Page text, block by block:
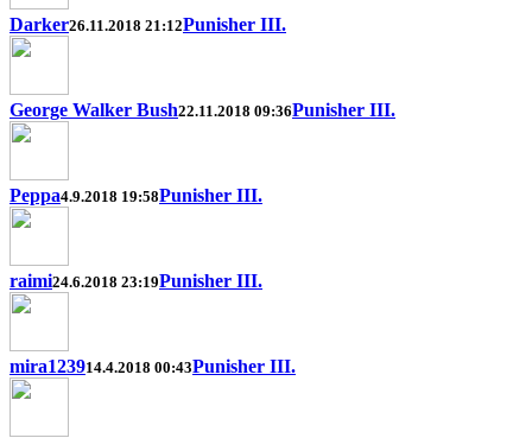
Darker26.11.2018 21:12Punisher III.
George Walker Bush22.11.2018 09:36Punisher III.
Peppa4.9.2018 19:58Punisher III.
raimi24.6.2018 23:19Punisher III.
mira123914.4.2018 00:43Punisher III.